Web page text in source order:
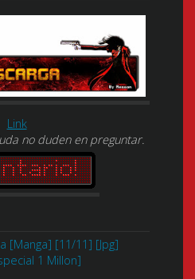
Link
no duden en preguntar.
[Manga] [11/11] [Jpg]
1 Millon]